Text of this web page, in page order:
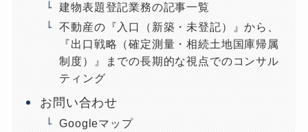
建物表題登記業務の記事一覧
不動産の『入口（新築・未登記）』から、
『出口戦略（確定測量・相続土地国庫帰属
制度）』までの長期的な視点でのコンサル
ティング
お問い合わせ
Googleマップ